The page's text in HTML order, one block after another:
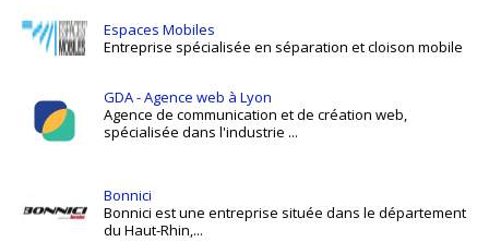
Espaces Mobiles
Entreprise spécialisée en séparation et cloison mobile
GDA - Agence web à Lyon
Agence de communication et de création web,
spécialisée dans l'industrie ...
Bonnici
Bonnici est une entreprise située dans le département
du Haut-Rhin,...